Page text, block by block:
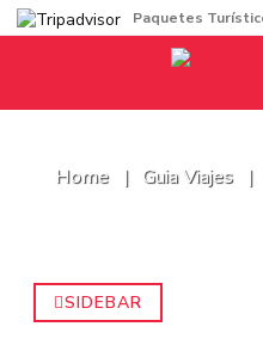
Paquetes
Home Guia Viajes
SIDEBAR